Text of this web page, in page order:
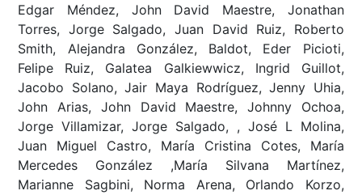
Edgar Méndez, John David Maestre, Jonathan
Torres, Jorge Salgado, Juan David Ruiz, Roberto
Smith, Alejandra González, Baldot, Eder Picioti,
Felipe Ruiz, Galatea Galkiewwicz, Ingrid Guillot,
Jacobo Solano, Jair Maya Rodríguez, Jenny Uhia,
John Arias, John David Maestre, Johnny Ochoa,
Jorge Villamizar, Jorge Salgado, , José L Molina,
Juan Miguel Castro, María Cristina Cotes, María
Mercedes González ,María Silvana Martínez,
Marianne Sagbini, Norma Arena, Orlando Korzo,